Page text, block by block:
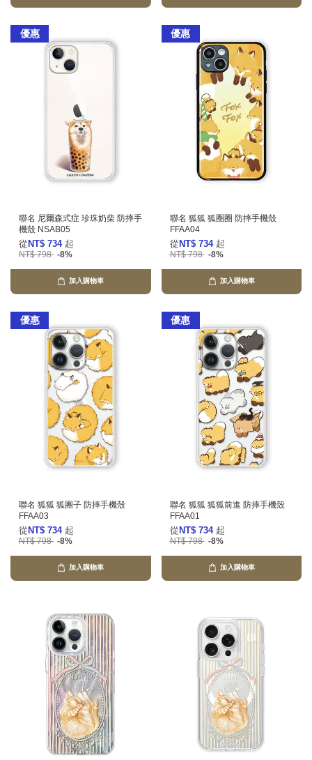
優惠
聯名 尼爾森式症 珍珠奶柴 防摔手
機殼 NSAB05
從 NT$ 734 起
NT$ 798 -8%
加入購物車
優惠
聯名 狐狐 狐圈圈 防摔手機殼
FFAA04
從 NT$ 734 起
NT$ 798 -8%
加入購物車
優惠
聯名 狐狐 狐團子 防摔手機殼
FFAA03
從 NT$ 734 起
NT$ 798 -8%
加入購物車
優惠
聯名 狐狐 狐狐前進 防摔手機殼
FFAA01
從 NT$ 734 起
NT$ 798 -8%
加入購物車